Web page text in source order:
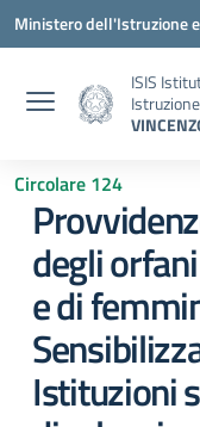
Vai ai contenuti
Vai al menu di navigazione
Vai al footer
Ministero dell'Istruzione
ISIS
Circolare 124
degli
e di
Istituzioni